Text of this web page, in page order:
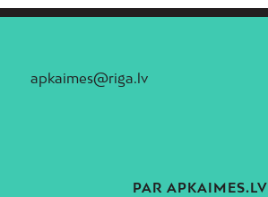
apkaimes@riga.lv
PAR APKAIMES.LV